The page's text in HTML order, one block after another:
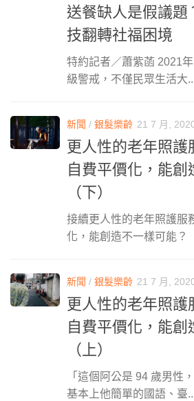
送餐缺人是假議題
技翻轉社福困境
特約記者／蕭紫菡 2021
級警戒，不僅民眾生活大
新聞 / 銀髮樂齡 21 7 月,
更人性的老年照
自費平價化，能創
（下）
接續更人性的老年照護
化，能創造不一樣可能？
新聞 / 銀髮樂齡 21 7 月,
更人性的老年照
自費平價化，能創
（上）
「這個阿公是 94 歲男性
基本上他簡單的國語、臺